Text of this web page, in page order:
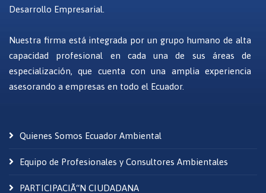
Desarrollo Empresarial.
Nuestra firma está integrada por un grupo humano de alta
capacidad profesional en cada una de sus áreas de
especialización, que cuenta con una amplia experiencia
asesorando a empresas en todo el Ecuador.
Quienes Somos Ecuador Ambiental
Equipo de Profesionales y Consultores Ambientales
PARTICIPACIÃ“N CIUDADANA